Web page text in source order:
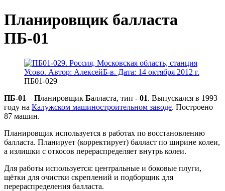
Планировщик балласта
ПБ-01
ПБ01-029
ПБ-01 – Планировщик Балласта, тип - 01. Выпускался в 1993
году на Калужском машиностроительном заводе. Построено
87 машин.
Планировщик используется в работах по восстановлению
балласта. Планирует (корректирует) балласт по ширине колеи,
а излишки с откосов перераспределяет внутрь колеи.
Для работы используется: центральные и боковые плуги,
щëтки для очистки скреплений и подборщик для
перераспределения балласта.